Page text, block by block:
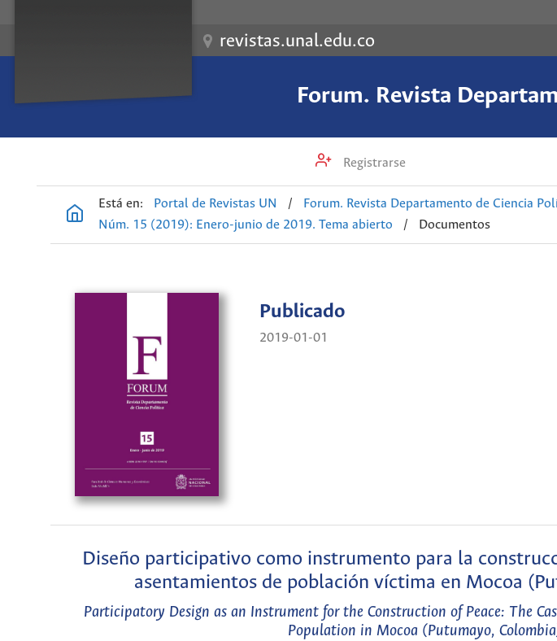
revistas.unal.edu.co
Forum. Revista
Registrarse
Está en: Portal de Revistas UN / Forum. Revista Departamento de Ciencia
Núm. 15 (2019): Enero-junio de 2019. Tema abierto
/ Documentos
Publicado
2019-01-01
Diseño participativo como instrumento para la
asentamientos de población víctima en Mocoa
Participatory Design as an Instrument for the Construction of Peace: The
Population in Mocoa (Putumayo,